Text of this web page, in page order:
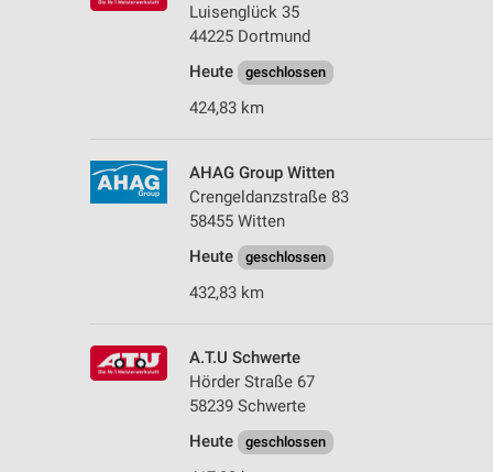
Luisenglück 35
44225 Dortmund
Heute
geschlossen
424,83 km
AHAG Group Witten
Crengeldanzstraße 83
58455 Witten
Heute
geschlossen
432,83 km
A.T.U Schwerte
Hörder Straße 67
58239 Schwerte
Heute
geschlossen